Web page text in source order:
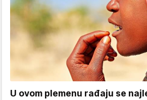
U ovom plemenu rađaju se